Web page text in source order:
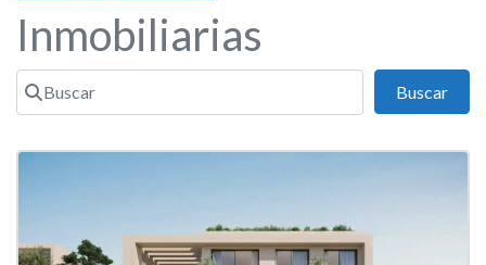
Inmobiliarias
Buscar
Buscar